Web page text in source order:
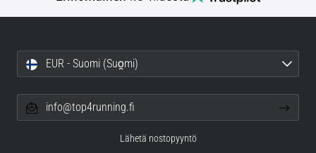
EUR - Suomi (Suo̯mi)
info@top4running.fi
Lähetä nostopyyntö